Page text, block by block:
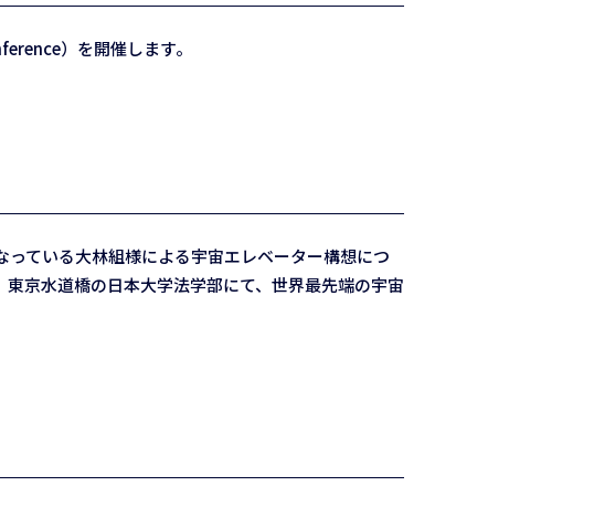
）を開催します。
ている大林組様による宇宙エレベーター構想につ
京水道橋の日本大学法学部にて、世界最先端の宇宙